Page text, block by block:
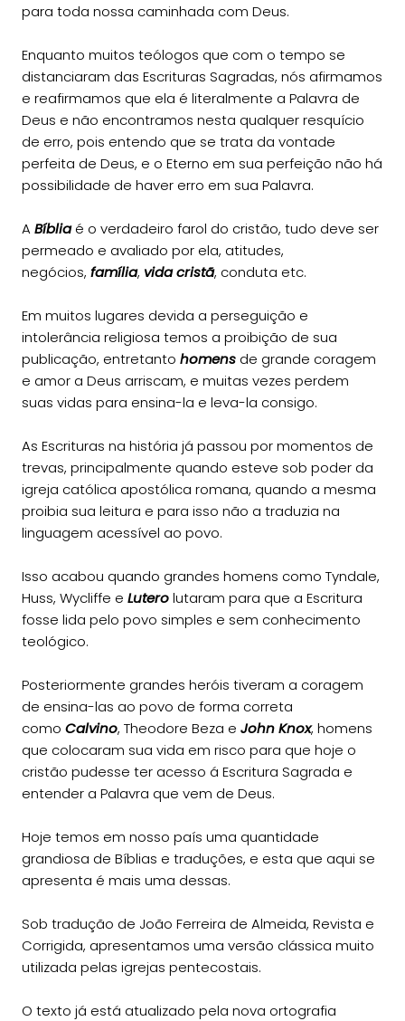
para toda nossa caminhada com Deus.
Enquanto muitos teólogos que com o tempo se
distanciaram das Escrituras Sagradas, nós afirmamos
e reafirmamos que ela é literalmente a Palavra de
Deus e não encontramos nesta qualquer resquício
de erro, pois entendo que se trata da vontade
perfeita de Deus, e o Eterno em sua perfeição não há
possibilidade de haver erro em sua Palavra.
ABíbliaé o verdadeiro farol do cristão, tudo deve ser
permeado e avaliado por ela, atitudes,
negócios, família, vida cristã, conduta etc.
Em muitos lugares devida a perseguição e
intolerância religiosa temos a proibição de sua
publicação, entretanto homens de grande coragem
e amor a Deus arriscam, e muitas vezes perdem
suas vidas para ensina-la e leva-la consigo.
As Escrituras na história já passou por momentos de
trevas, principalmente quando esteve sob poder da
igreja católica apostólica romana, quando a mesma
proibia sua leitura e para isso não a traduzia na
linguagem acessível ao povo.
Isso acabou quando grandes homens como Tyndale,
Huss, Wycliffe e Luterolutaram para que a Escritura
fosse lida pelo povo simples e sem conhecimento
teológico.
Posteriormente grandes heróis tiveram a coragem
de ensina-las ao povo de forma correta
como Calvino, Theodore Beza e John Knox, homens
que colocaram sua vida em risco para que hoje o
cristão pudesse ter acesso á Escritura Sagrada e
entender a Palavra que vem de Deus.
Hoje temos em nosso país uma quantidade
grandiosa de Bíblias e traduções, e esta que aqui se
apresenta é mais uma dessas.
Sob tradução de João Ferreira de Almeida, Revista e
Corrigida, apresentamos uma versão clássica muito
utilizada pelas igrejas pentecostais.
O texto já está atualizado pela nova ortografia